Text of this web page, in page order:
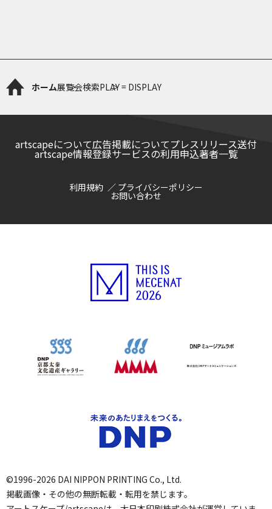
ホーム展覧会検索PLAY = DISPLAY
artscapeについて広告掲載についてプレスリリース送付
artscape情報登録サービスの利用申込著者一覧
利用規約 プライバシーポリシー
お問い合わせ
©1996-2026 DAI NIPPON PRINTING Co., Ltd.
掲載画像・その他の無断転載・転用を禁じます。